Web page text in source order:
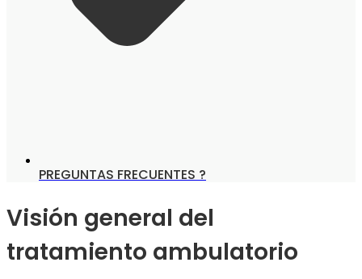
PREGUNTAS FRECUENTES ?
Visión general del
tratamiento ambulatorio